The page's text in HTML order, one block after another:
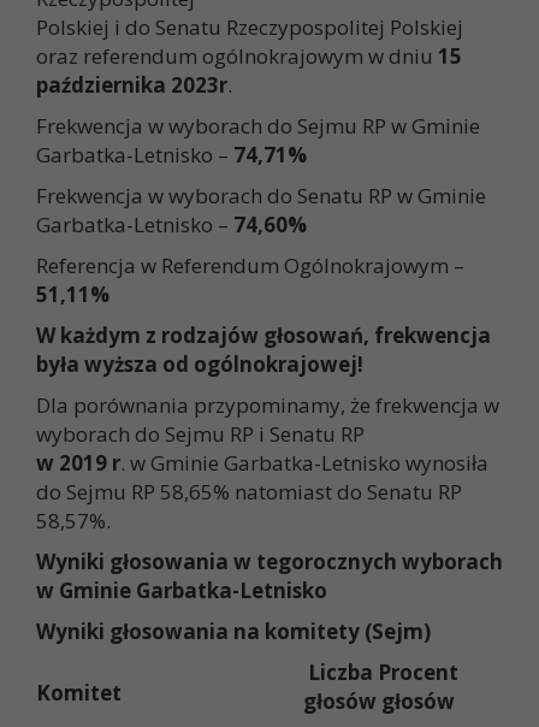
Polskiej i do Senatu Rzeczypospolitej Polskiej
oraz referendum ogólnokrajowym w dniu 15
października 2023r.
Frekwencja w wyborach do Sejmu RP w Gminie
Garbatka-Letnisko – 74,71%
Frekwencja w wyborach do Senatu RP w Gminie
Garbatka-Letnisko – 74,60%
Referencja w Referendum Ogólnokrajowym –
51,11%
W każdym z rodzajów głosowań, frekwencja
była wyższa od ogólnokrajowej!
Dla porównania przypominamy, że frekwencja w
wyborach do Sejmu RP i Senatu RP
w 2019 r. w Gminie Garbatka-Letnisko wynosiła
do Sejmu RP 58,65% natomiast do Senatu RP
58,57%.
Wyniki głosowania w tegorocznych wyborach
w Gminie Garbatka-Letnisko
Wyniki głosowania na komitety (Sejm)
Komitet
Liczba
głosów
Procent
głosów